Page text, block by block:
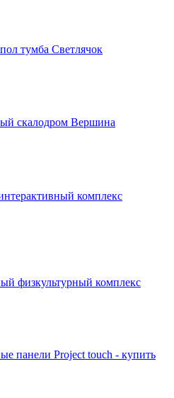
тумба Светлячок
скалодром Вершина
комплекс
физкультурный комплекс
панели Project touch - купить